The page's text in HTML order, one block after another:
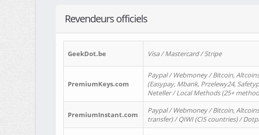
Revendeurs officiels
GeekDot.be Visa / Mastercard / Stripe
PremiumKeys.com
Paypal / Webmoney / Bitcoin, Altcoins
(Easypay, Mbank, Przelewy24,
Neteller / Local Methods (25+
PremiumInstant.com
Paypal / Webmoney / Bitcoin,
transfer) / QIWI (CIS countries) /